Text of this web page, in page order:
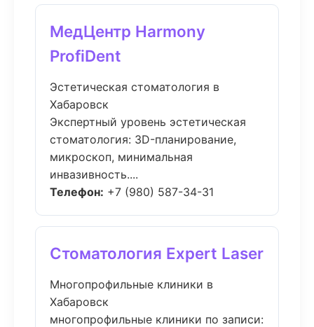
МедЦентр Harmony
ProfiDent
Эстетическая стоматология в
Хабаровск
Экспертный уровень эстетическая
стоматология: 3D-планирование,
микроскоп, минимальная
инвазивность....
Телефон: +7 (980) 587-34-31
Стоматология Expert Laser
Многопрофильные клиники в
Хабаровск
многопрофильные клиники по записи: